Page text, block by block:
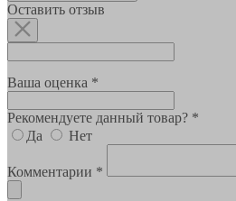
Оставить отзыв
Ваша оценка *
Рекомендуете данный товар? *
Да
Нет
Комментарии *